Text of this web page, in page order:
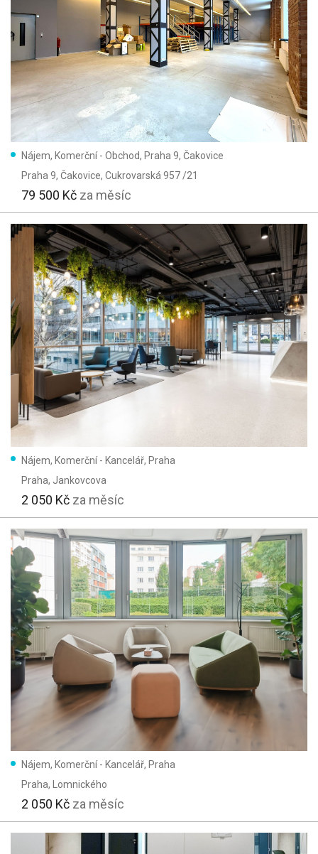
Nájem, Komerční - Obchod, Praha 9, Čakovice
Praha 9, Čakovice, Cukrovarská 957 /21
79 500 Kč za měsíc
Nájem, Komerční - Kancelář, Praha
Praha, Jankovcova
2 050 Kč za měsíc
Nájem, Komerční - Kancelář, Praha
Praha, Lomnického
2 050 Kč za měsíc